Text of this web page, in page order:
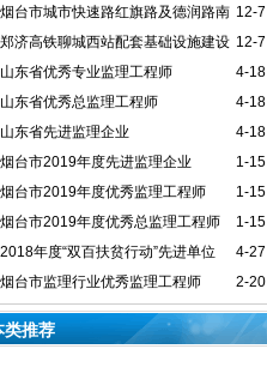
12-7
烟台市城市快速路红旗路及德润路南
段（港城西大街-通林路）项目在各级BIM
大赛中频繁获奖
12-7
郑济高铁聊城西站配套基础设施建设
项目获得工业和信息化部人才交流中心举
办的2023年度第六届“优路杯”全国BIM技
术大赛银奖
4-18
山东省优秀专业监理工程师
4-18
山东省优秀总监理工程师
4-18
山东省先进监理企业
1-15
烟台市2019年度先进监理企业
1-15
烟台市2019年度优秀监理工程师
1-15
烟台市2019年度优秀总监理工程师
4-27
2018年度“双百扶贫行动”先进单位
2-20
烟台市监理行业优秀监理工程师
类推荐